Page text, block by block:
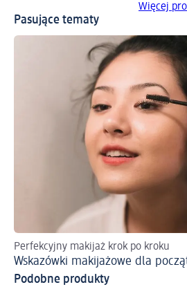
Więcej
Pasujące tematy
Perfekcyjny makijaż krok po kroku
Wskazówki makijażowe dla
Podobne produkty